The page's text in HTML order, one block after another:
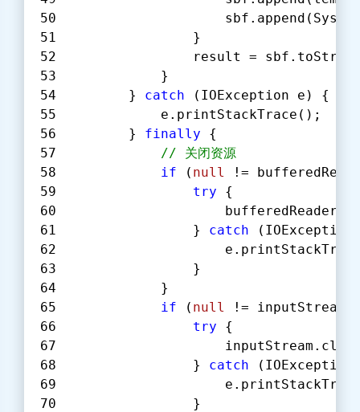
                }
result =
            }
        }
catch (IOException e) {
            e.printStackTrace();
        }
finally {
// 关闭资源
if ( null
!=
try {
                }
catch
                }
            }
if ( null
!=
try {
                }
catch
                }